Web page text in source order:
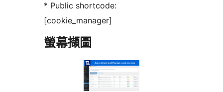
* Public shortcode:
[cookie_manager]
螢幕擷圖